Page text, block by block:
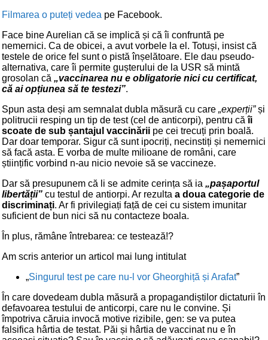
Filmarea o puteți vedea pe Facebook.
Face bine Aurelian că se implică și că îi confruntă pe
nemernici. Ca de obicei, a avut vorbele la el. Totuși, insist că
testele de orice fel sunt o pistă înșelătoare. Ele dau pseudo-
alternativa, care îi permite gușterului de la USR să mintă
grosolan că „vaccinarea nu e obligatorie nici cu certificat,
că ai opțiunea să te testezi”.
Spun asta deși am semnalat dubla măsură cu care „experții”și
politrucii resping un tip de test (cel de anticorpi), pentru căîi
scoate de sub șantajul vaccinării pe cei trecuți prin boală.
Dar doar temporar. Sigur că sunt ipocriți, necinstiți și nemernici
să facă asta. E vorba de multe milioane de români, care
științific vorbind n-au nicio nevoie să se vaccineze.
Dar să presupunem că li se admite cerința să ia „pașaportul
libertății” cu testul de antiorpi. Ar rezulta a doua categorie de
discriminați. Ar fi privilegiați față de cei cu sistem imunitar
suficient de bun nici să nu contacteze boala.
În plus, rămâne întrebarea: ce testează!?
Am scris anterior un articol mai lung intitulat
„Singurul test pe care nu-l vor Gheorghiță și Arafat”
În care dovedeam dubla măsură a propagandiștilor dictaturii în
defavoarea testului de anticorpi, care nu le convine. Și
împotriva căruia invocă motive rizibile, gen: se va putea
falsifica hârtia de testat. Păi și hârtia de vaccinat nu e în